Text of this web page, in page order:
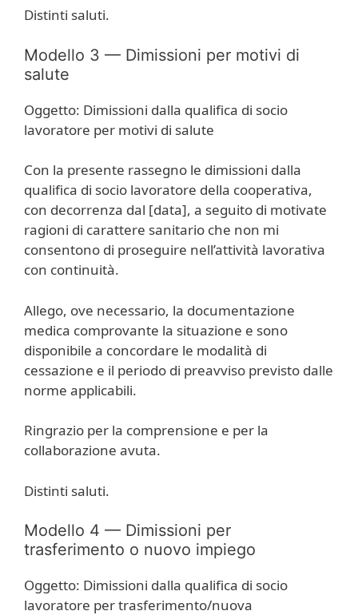
Distinti saluti.
Modello 3 — Dimissioni per motivi di
salute
Oggetto: Dimissioni dalla qualifica di socio
lavoratore per motivi di salute
Con la presente rassegno le dimissioni dalla
qualifica di socio lavoratore della cooperativa,
con decorrenza dal [data], a seguito di motivate
ragioni di carattere sanitario che non mi
consentono di proseguire nell’attività lavorativa
con continuità.
Allego, ove necessario, la documentazione
medica comprovante la situazione e sono
disponibile a concordare le modalità di
cessazione e il periodo di preavviso previsto dalle
norme applicabili.
Ringrazio per la comprensione e per la
collaborazione avuta.
Distinti saluti.
Modello 4 — Dimissioni per
trasferimento o nuovo impiego
Oggetto: Dimissioni dalla qualifica di socio
lavoratore per trasferimento/nuova